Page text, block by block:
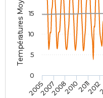
Destinations
City break
Voyage nature
Voyage de noces
Forum
Climat
PHOTO
GUIDES D'ACHAT
BONS PLANS
CARTE DE VOEUX
Carte de Noël
Carte Bonne année
Carte Saint-Valentin
Carte Pâques
Carte d'anniversaire
DICTIONNAIRE
200520072008201020112012
0
5
10
15